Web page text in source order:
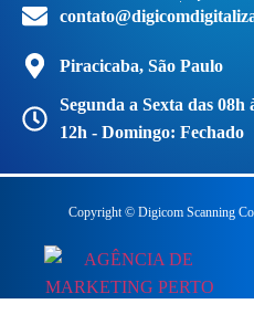
Piracicaba, São Paulo
Segunda a Sexta das 08h
12h - Domingo: Fechado
Copyright © Digicom Scanning